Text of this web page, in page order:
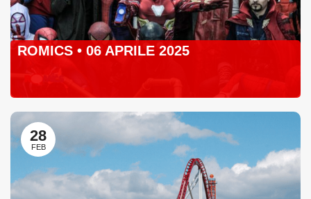
ROMICS • 06 APRILE 2025
28
FEB